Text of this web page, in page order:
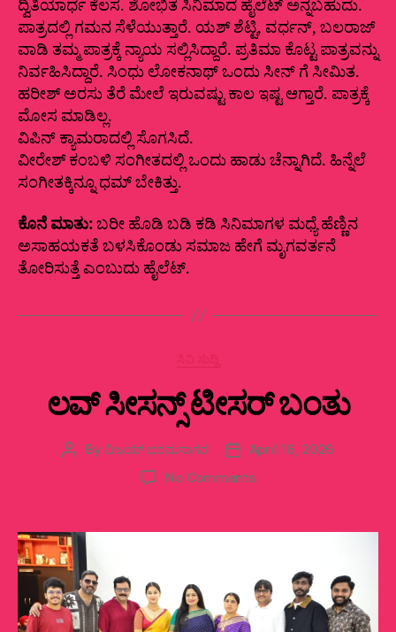
ದ್ವಿತಿಯಾರ್ಧ ಕೆಲಸ. ಶೋಭಿತ ಸಿನಿಮಾದ ಹೈಲೆಟ್ ಅನ್ನಬಹುದು.
ಪಾತ್ರದಲ್ಲಿ ಗಮನ ಸೆಳೆಯುತ್ತಾರೆ. ಯಶ್ ಶೆಟ್ಟಿ, ವರ್ಧನ್, ಬಲರಾಜ್
ವಾಡಿ ತಮ್ಮ ಪಾತ್ರಕ್ಕೆ ನ್ಯಾಯ ಸಲ್ಲಿಸಿದ್ದಾರೆ. ಪ್ರತಿಮಾ ಕೊಟ್ಟ ಪಾತ್ರವನ್ನು
ನಿರ್ವಹಿಸಿದ್ದಾರೆ. ಸಿಂಧು ಲೋಕನಾಥ್ ಒಂದು ಸೀನ್ ಗೆ ಸೀಮಿತ.
ಹರೀಶ್ ಅರಸು ತೆರೆ ಮೇಲೆ ಇರುವಷ್ಟು ಕಾಲ ಇಷ್ಟ ಆಗ್ತಾರೆ. ಪಾತ್ರಕ್ಕೆ‌
ಮೋಸ ಮಾಡಿಲ್ಲ.
ವಿಪಿನ್ ಕ್ಯಾಮರಾದಲ್ಲಿ ಸೊಗಸಿದೆ.
ವೀರೇಶ್ ಕಂಬಳಿ ಸಂಗೀತದಲ್ಲಿ ಒಂದು ಹಾಡು ಚೆನ್ನಾಗಿದೆ. ಹಿನ್ನೆಲೆ
ಸಂಗೀತಕ್ಕಿನ್ನೂ ಧಮ್ ಬೇಕಿತ್ತು.
ಕೊನೆ‌ ಮಾತು:ಬರೀ ಹೊಡಿ ಬಡಿ ಕಡಿ ಸಿನಿಮಾಗಳ ಮಧ್ಯೆ ಹೆಣ್ಣಿನ
ಅಸಾಹಯಕತೆ ಬಳಸಿಕೊಂಡು ಸಮಾಜ ಹೇಗೆ ಮೃಗವರ್ತನೆ
ತೋರಿಸುತ್ತೆ ಎಂಬುದು ಹೈಲೆಟ್.
ಲವ್ ಸೀಸನ್ಸ್ ಟೀಸರ್‌ ಬಂತು
PostByವಿಜಯ್‌ ಭರಮಸಾಗರ
Post
date
April 16, 2026
No Commentson
ಟೀಸರ್‌